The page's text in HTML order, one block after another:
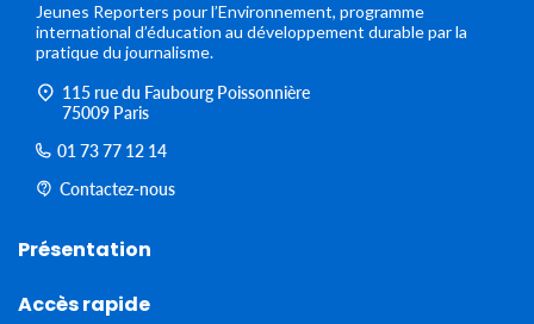
Jeunes Reporters pour l’Environnement, programme
international d’éducation au développement durable par la
pratique du journalisme.
115 rue du Faubourg Poissonnière
75009 Paris
01 73 77 12 14
Contactez-nous
Présentation
Accès rapide